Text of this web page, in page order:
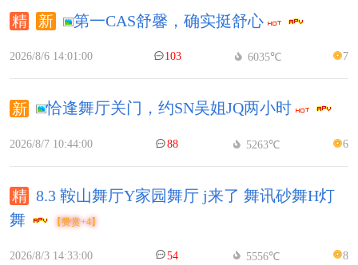
第一CAS舒馨，确实挺舒心
2026/8/6 14:01:00 103 6035℃ 7
恰逢舞厅关门，约SN吴姐JQ两小时
2026/8/7 10:44:00 88 5263℃ 6
8.3 鞍山舞厅Y家园舞厅 j来了 舞讯砂舞H灯
舞
【赞赏+4】
2026/8/3 14:33:00 54 5556℃ 8